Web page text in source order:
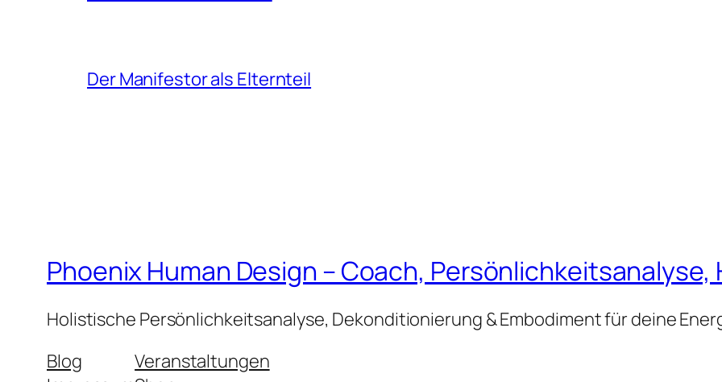
Der Manifestor als Elternteil
Phoenix Human Design – Coach, Persönlichkeitsanalyse,
Holistische Persönlichkeitsanalyse, Dekonditionierung & Embodiment für deine
Blog
Veranstaltungen